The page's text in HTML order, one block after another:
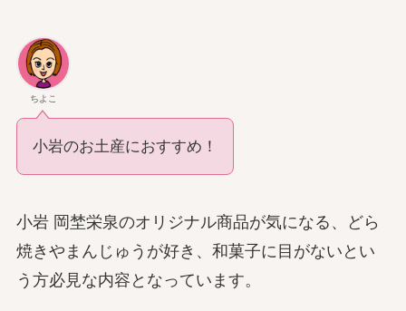
ちよこ
小岩のお土産におすすめ！
小岩 岡埜栄泉のオリジナル商品が気になる、どら
焼きやまんじゅうが好き、和菓子に目がないとい
う方必見な内容となっています。